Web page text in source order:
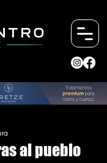
al pueblo